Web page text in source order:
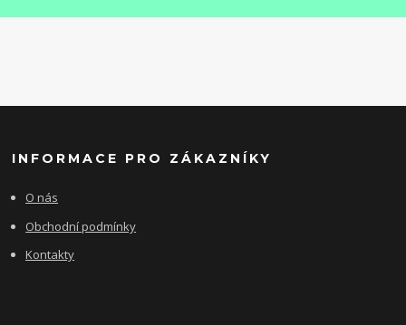
INFORMACE PRO ZÁKAZNÍKY
O nás
Obchodní podmínky
Kontakty